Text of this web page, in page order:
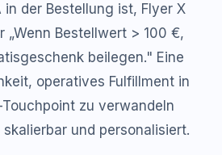
in der Bestellung ist, Flyer X
„Wenn Bestellwert > 100 €,
beilegen." Eine
operatives Fulfillment in
zu verwandeln
und personalisiert.